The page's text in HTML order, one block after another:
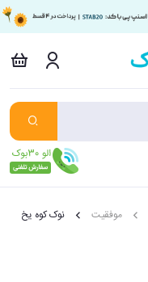
موفقیت نوک کوه یخ